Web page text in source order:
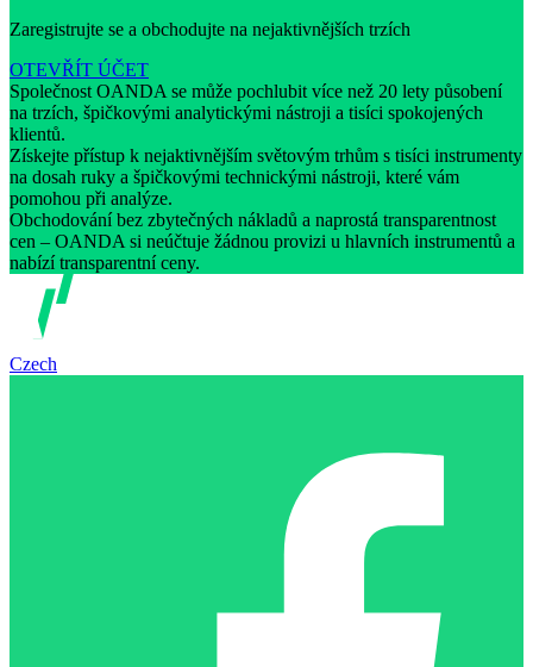
Zaregistrujte se a obchodujte na nejaktivnějších trzích
OTEVŘÍT ÚČET
Společnost OANDA se může pochlubit více než 20 lety působení
na trzích, špičkovými analytickými nástroji a tisíci spokojených
klientů.
Získejte přístup k nejaktivnějším světovým trhům s tisíci instrumenty
na dosah ruky a špičkovými technickými nástroji, které vám
pomohou při analýze.
Obchodování bez zbytečných nákladů a naprostá transparentnost
cen – OANDA si neúčtuje žádnou provizi u hlavních instrumentů a
nabízí transparentní ceny.
Czech